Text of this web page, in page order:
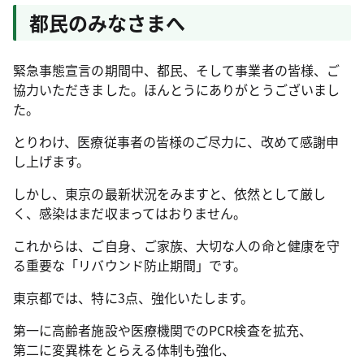
都民のみなさまへ
緊急事態宣言の期間中、都民、そして事業者の皆様、ご
協力いただきました。ほんとうにありがとうございまし
た。
とりわけ、医療従事者の皆様のご尽力に、改めて感謝申
し上げます。
しかし、東京の最新状況をみますと、依然として厳し
く、感染はまだ収まってはおりません。
これからは、ご自身、ご家族、大切な人の命と健康を守
る重要な「リバウンド防止期間」です。
東京都では、特に3点、強化いたします。
第一に高齢者施設や医療機関でのPCR検査を拡充、
第二に変異株をとらえる体制も強化、